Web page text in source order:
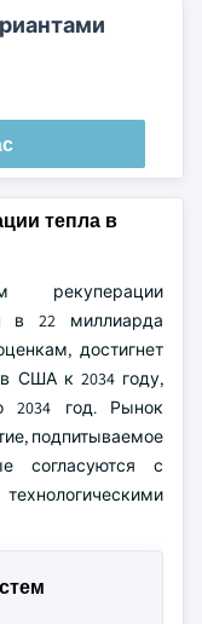
тепла в
рекуперации
в 22 миллиарда
достигнет
США к 2034 году,
2034 год. Рынок
подпитываемое
согласуются с